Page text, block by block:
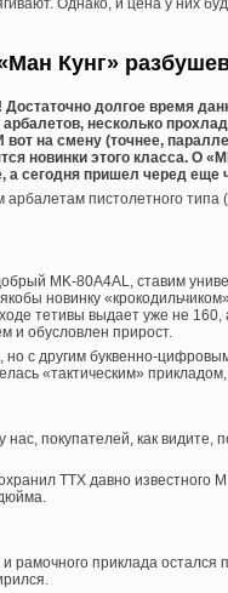
Кунг»
долгое время
несколько
на смену (точнее,
новинки этого класса. О
а сегодня пришел черед еще
пистолетного типа
MK-80A4AL, ставим
новинку
тетивы выдает уже не 160,
и обусловлен прирост.
с другим буквенно-
«тактическим»
нас, покупателей, как
ТТХ давно
рамочного приклада